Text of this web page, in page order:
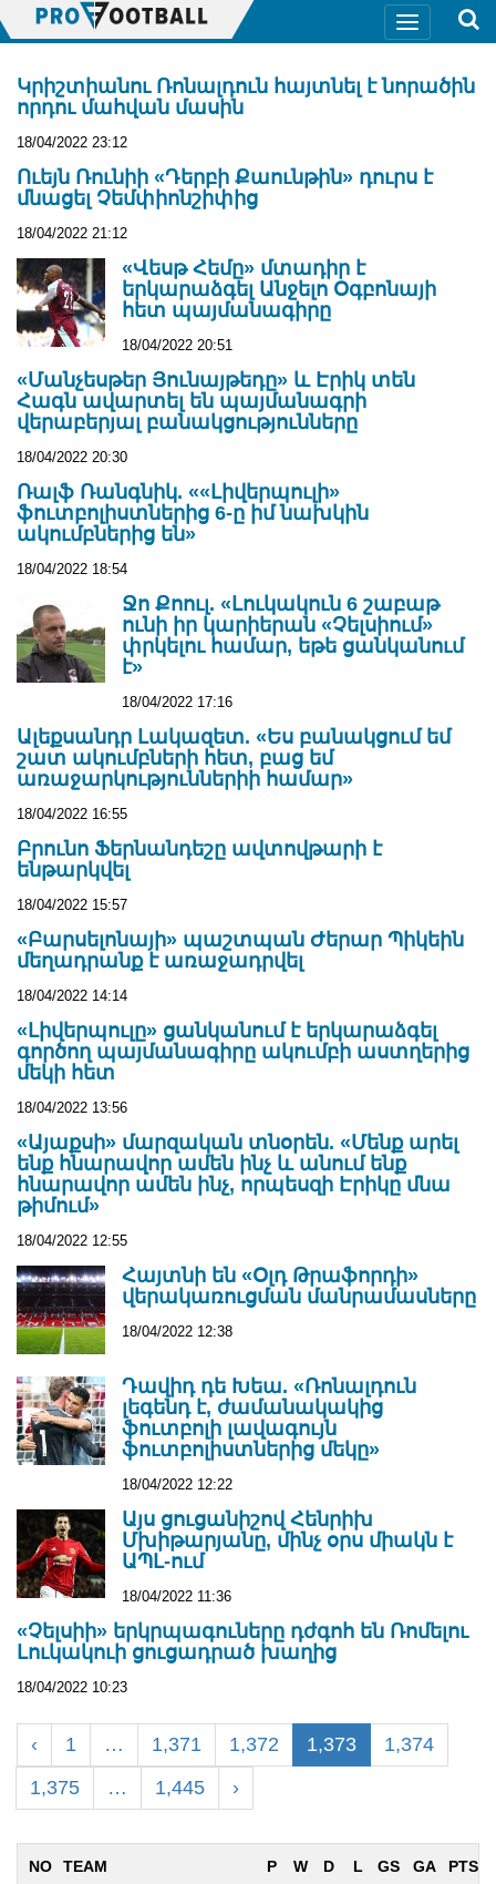
Կրիշտիանու Ռոնալդուն հայտնել է նորածին
որդու մահվան մասին
18/04/2022 23:12
Ուեյն Ռունիի «Դերբի Քաունթին» դուրս է
մնացել Չեմփիոնշիփից
18/04/2022 21:12
«Վեսթ Հեմը» մտադիր է
երկարաձգել Անջելո Օգբոնայի
հետ պայմանագիրը
18/04/2022 20:51
«Մանչեսթեր Յունայթեդը» և Էրիկ տեն
Հագն ավարտել են պայմանագրի
վերաբերյալ բանակցությունները
18/04/2022 20:30
Ռալֆ Ռանգնիկ. ««Լիվերպուլի»
ֆուտբոլիստներից 6-ը իմ նախկին
ակումբներից են»
18/04/2022 18:54
Ջո Քոուլ. «Լուկակուն 6 շաբաթ
ունի իր կարիերան «Չելսիում»
փրկելու համար, եթե ցանկանում
է»
18/04/2022 17:16
Ալեքսանդր Լակազետ. «Ես բանակցում եմ
շատ ակումբների հետ, բաց եմ
առաջարկություններիի համար»
18/04/2022 16:55
Բրունո Ֆերնանդեշը ավտովթարի է
ենթարկվել
18/04/2022 15:57
«Բարսելոնայի» պաշտպան Ժերար Պիկեին
մեղադրանք է առաջադրվել
18/04/2022 14:14
«Լիվերպուլը» ցանկանում է երկարաձգել
գործող պայմանագիրը ակումբի աստղերից
մեկի հետ
18/04/2022 13:56
«Այաքսի» մարզական տնօրեն. «Մենք արել
ենք հնարավոր ամեն ինչ և անում ենք
հնարավոր ամեն ինչ, որպեսզի Էրիկը մնա
թիմում»
18/04/2022 12:55
Հայտնի են «Օլդ Թրաֆորդի»
վերակառուցման մանրամասները
18/04/2022 12:38
Դավիդ դե Խեա. «Ռոնալդուն
լեգենդ է, ժամանակակից
ֆուտբոլի լավագույն
ֆուտբոլիստներից մեկը»
18/04/2022 12:22
Այս ցուցանիշով Հենրիխ
Մխիթարյանը, մինչ օրս միակն է
ԱՊԼ-ում
18/04/2022 11:36
«Չելսիի» երկրպագուները դժգոհ են Ռոմելու
Լուկակուի ցուցադրած խաղից
18/04/2022 10:23
‹ 1 … 1,371 1,372 1,373
1,374
1,375
… 1,445 ›
NO TEAM P W D L GS GA PTS